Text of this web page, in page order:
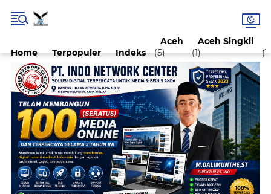
Home Terpopuler Indeks
Aceh
(5)
Aceh Singkil
(1)
(1)